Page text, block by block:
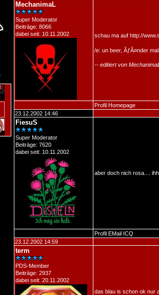
MechanimaL
Super Moderator
Beiträge: 8066
dabei seit: 10.11.2002
schau ma auf http://
/e: un beer, ÃƒÂ¤nder
-- editiert von
Profil Homepage
23.12.2002 14:46
FiesuS
Super Moderator
Beiträge: 7620
dabei seit: 10.11.2002
aber doch nich rosa....
Profil EMail ICQ
23.12.2002 14:59
term
PDS-Member
Beiträge: 2937
dabei seit: 20.11.2002
das blau is schon ok nur